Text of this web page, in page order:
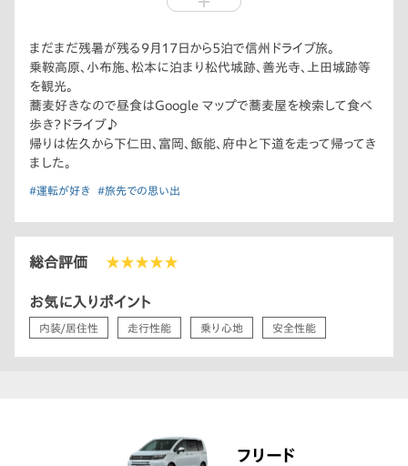
まだまだ残暑が残る9月17日から5泊で信州ドライブ旅。
乗鞍高原、小布施、松本に泊まり松代城跡、善光寺、上田城跡等
を観光。
蕎麦好きなので昼食はGoogle マップで蕎麦屋を検索して食べ
歩き？ドライブ♪
帰りは佐久から下仁田、富岡、飯能、府中と下道を走って帰ってき
ました。
#運転が好き #旅先での思い出
総合評価 ★★★★★
お気に入りポイント
内装/居住性 走行性能 乗り心地 安全性能
フリード